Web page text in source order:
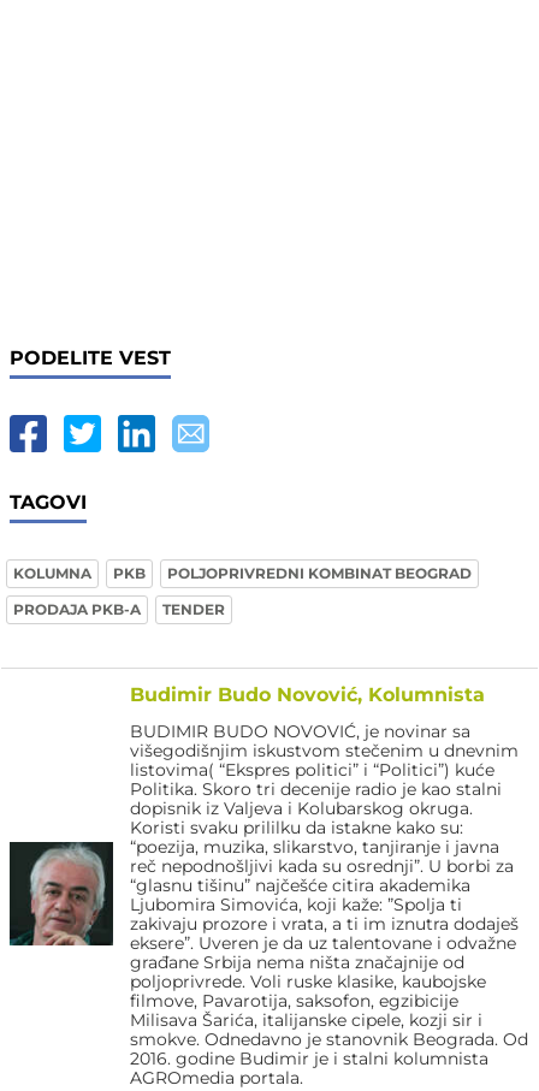
PODELITE VEST
TAGOVI
KOLUMNA PKB
POLJOPRIVREDNI KOMBINAT BEOGRAD
PRODAJA PKB-A
TENDER
Budimir Budo Novović, Kolumnista
BUDIMIR BUDO NOVOVIĆ, je novinar sa
višegodišnjim iskustvom stečenim u dnevnim
listovima( “Ekspres politici” i “Politici”) kuće
Politika. Skoro tri decenije radio je kao stalni
dopisnik iz Valjeva i Kolubarskog okruga.
Koristi svaku prililku da istakne kako su:
“poezija, muzika, slikarstvo, tanjiranje i javna
reč nepodnošljivi kada su osrednji”. U borbi za
“glasnu tišinu” najčešće citira akademika
Ljubomira Simovića, koji kaže: ”Spolja ti
zakivaju prozore i vrata, a ti im iznutra dodaješ
eksere”. Uveren je da uz talentovane i odvažne
građane Srbija nema ništa značajnije od
poljoprivrede. Voli ruske klasike, kaubojske
filmove, Pavarotija, saksofon, egzibicije
Milisava Šarića, italijanske cipele, kozji sir i
smokve. Odnedavno je stanovnik Beograda. Od
2016. godine Budimir je i stalni kolumnista
AGROmedia portala.